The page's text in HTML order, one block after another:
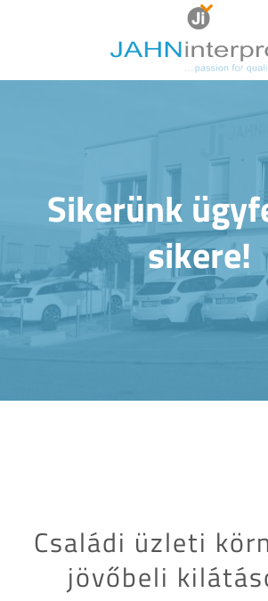
Sikerünk
sikere!
Családi üzleti
jövőbeli